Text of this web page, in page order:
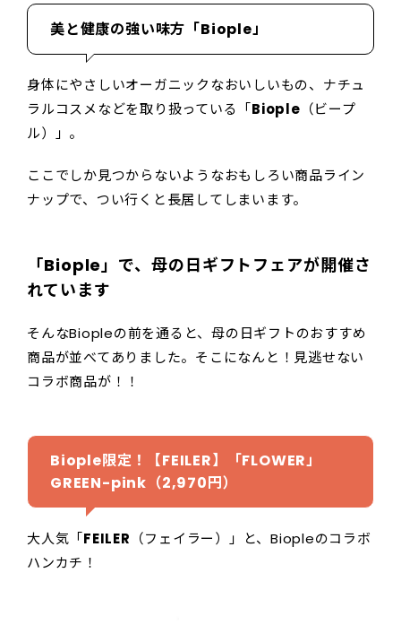
美と健康の強い味方「Biople」
身体にやさしいオーガニックなおいしいもの、ナチュ
ラルコスメなどを取り扱っている「Biople （ビープ
ル）」。
ここでしか見つからないようなおもしろい商品ライン
ナップで、つい行くと長居してしまいます。
「Biople」で、母の日ギフトフェアが開催さ
れています
そんなBiopleの前を通ると、母の日ギフトのおすすめ
商品が並べてありました。そこになんと！見逃せない
コラボ商品が！！
Biople限定！
【FEILER】「FLOWER」
GREEN-pink （2,970円）
大人気「FEILER （フェイラー）」と、Biopleのコラボ
ハンカチ！